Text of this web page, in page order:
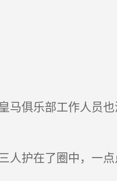
马俱乐部工作人员
护在了圈中，一点